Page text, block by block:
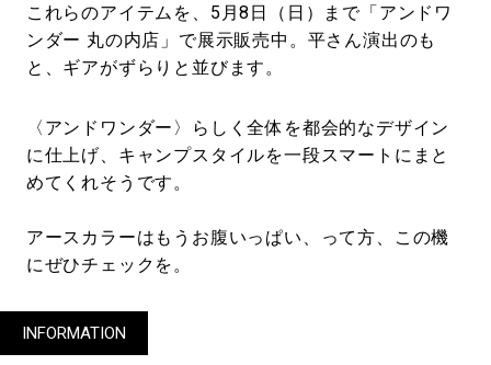
これらのアイテムを、5月8日（日）まで「アンドワ
ンダー 丸の内店」で展示販売中。平さん演出のも
と、ギアがずらりと並びます。
〈アンドワンダー〉らしく全体を都会的なデザイン
に仕上げ、キャンプスタイルを一段スマートにまと
めてくれそうです。
アースカラーはもうお腹いっぱい、って方、この機
にぜひチェックを。
INFORMATION